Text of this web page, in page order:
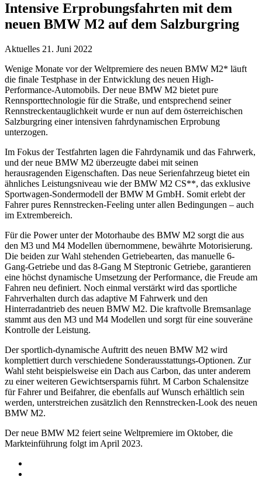
Intensive Erprobungsfahrten mit dem
neuen BMW M2 auf dem Salzburgring
Aktuelles 21. Juni 2022
Wenige Monate vor der Weltpremiere des neuen BMW M2* läuft
die finale Testphase in der Entwicklung des neuen High-
Performance-Automobils. Der neue BMW M2 bietet pure
Rennsporttechnologie für die Straße, und entsprechend seiner
Rennstreckentauglichkeit wurde er nun auf dem österreichischen
Salzburgring einer intensiven fahrdynamischen Erprobung
unterzogen.
Im Fokus der Testfahrten lagen die Fahrdynamik und das Fahrwerk,
und der neue BMW M2 überzeugte dabei mit seinen
herausragenden Eigenschaften. Das neue Serienfahrzeug bietet ein
ähnliches Leistungsniveau wie der BMW M2 CS**, das exklusive
Sportwagen-Sondermodell der BMW M GmbH. Somit erlebt der
Fahrer pures Rennstrecken-Feeling unter allen Bedingungen – auch
im Extrembereich.
Für die Power unter der Motorhaube des BMW M2 sorgt die aus
den M3 und M4 Modellen übernommene, bewährte Motorisierung.
Die beiden zur Wahl stehenden Getriebearten, das manuelle 6-
Gang-Getriebe und das 8-Gang M Steptronic Getriebe, garantieren
eine höchst dynamische Umsetzung der Performance, die Freude am
Fahren neu definiert. Noch einmal verstärkt wird das sportliche
Fahrverhalten durch das adaptive M Fahrwerk und den
Hinterradantrieb des neuen BMW M2. Die kraftvolle Bremsanlage
stammt aus den M3 und M4 Modellen und sorgt für eine souveräne
Kontrolle der Leistung.
Der sportlich-dynamische Auftritt des neuen BMW M2 wird
komplettiert durch verschiedene Sonderausstattungs-Optionen. Zur
Wahl steht beispielsweise ein Dach aus Carbon, das unter anderem
zu einer weiteren Gewichtsersparnis führt. M Carbon Schalensitze
für Fahrer und Beifahrer, die ebenfalls auf Wunsch erhältlich sein
werden, unterstreichen zusätzlich den Rennstrecken-Look des neuen
BMW M2.
Der neue BMW M2 feiert seine Weltpremiere im Oktober, die
Markteinführung folgt im April 2023.